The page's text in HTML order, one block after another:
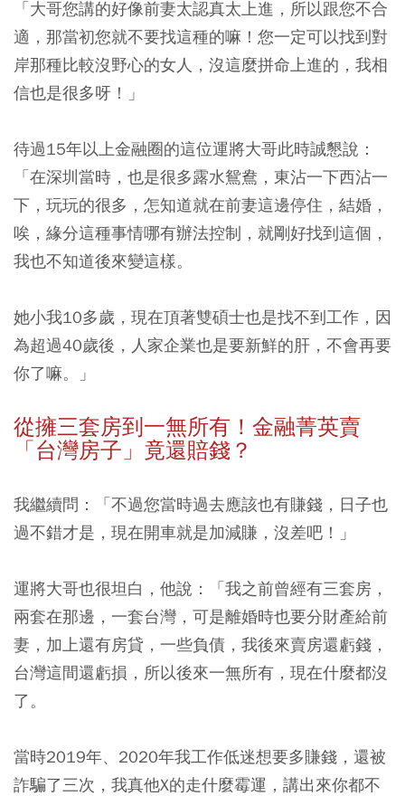
「大哥您講的好像前妻太認真太上進，所以跟您不合
適，那當初您就不要找這種的嘛！您一定可以找到對
岸那種比較沒野心的女人，沒這麼拼命上進的，我相
信也是很多呀！」
待過15年以上金融圈的這位運將大哥此時誠懇說：
「在深圳當時，也是很多露水鴛鴦，東沾一下西沾一
下，玩玩的很多，怎知道就在前妻這邊停住，結婚，
唉，緣分這種事情哪有辦法控制，就剛好找到這個，
我也不知道後來變這樣。
她小我10多歲，現在頂著雙碩士也是找不到工作，因
為超過40歲後，人家企業也是要新鮮的肝，不會再要
你了嘛。
」
從擁三套房到一無所有！金融菁英賣
「台灣房子」竟還賠錢？
我繼續問：「不過您當時過去應該也有賺錢，日子也
過不錯才是，現在開車就是加減賺，沒差吧！」
運將大哥也很坦白，他說：
「我之前曾經有三套房，
兩套在那邊，一套台灣，可是離婚時也要分財產給前
妻，加上還有房貸，一些負債，我後來賣房還虧錢，
台灣這間還虧損，所以後來一無所有，現在什麼都沒
了。
當時2019年、2020年我工作低迷想要多賺錢，還被
詐騙了三次，我真他X的走什麼霉運，講出來你都不